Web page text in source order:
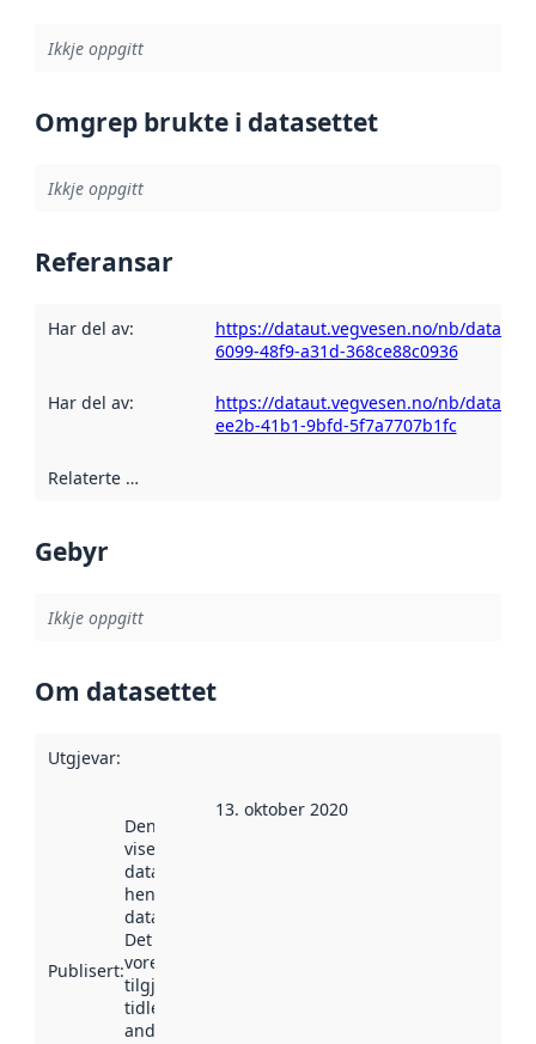
Ikkje oppgitt
Omgrep brukte i datasettet
Ikkje oppgitt
Referansar
Har del av:
https://dataut.vegvesen.no/nb/dataset/
6099-48f9-a31d-368ce88c0936
Har del av:
https://dataut.vegvesen.no/nb/dataset/
ee2b-41b1-9bfd-5f7a7707b1fc
Relaterte ressursar
Gebyr
Ikkje oppgitt
Om datasettet
Utgjevar:
Publisert:
Denne datoen
viser når
datasettet vart
henta inn av
data.norge.no.
Det kan ha
vore
tilgjengeleg
tidlegare
andre stader.
13. oktober 2020